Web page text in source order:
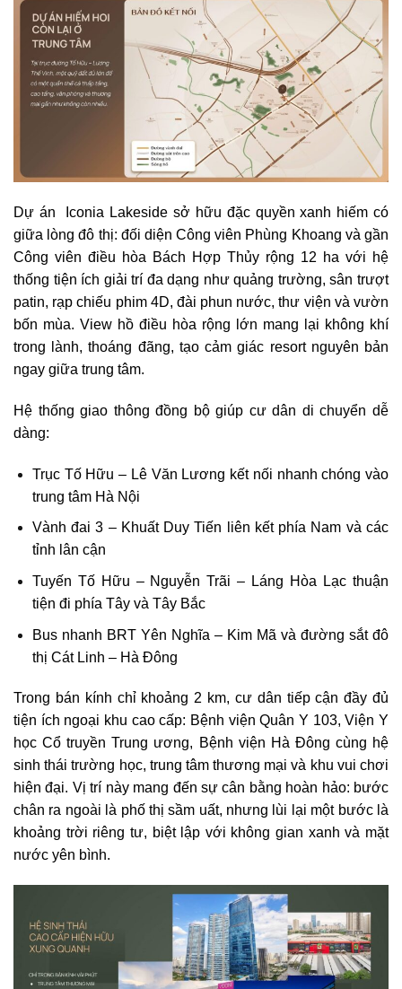
Dự án Iconia Lakeside sở hữu đặc quyền xanh hiếm có
giữa lòng đô thị: đối diện Công viên Phùng Khoang và gần
Công viên điều hòa Bách Hợp Thủy rộng 12 ha với hệ
thống tiện ích giải trí đa dạng như quảng trường, sân trượt
patin, rạp chiếu phim 4D, đài phun nước, thư viện và vườn
bốn mùa. View hồ điều hòa rộng lớn mang lại không khí
trong lành, thoáng đãng, tạo cảm giác resort nguyên bản
ngay giữa trung tâm.
Hệ thống giao thông đồng bộ giúp cư dân di chuyển dễ
dàng:
Trục Tố Hữu – Lê Văn Lương kết nối nhanh chóng vào
trung tâm Hà Nội
Vành đai 3 – Khuất Duy Tiến liên kết phía Nam và các
tỉnh lân cận
Tuyến Tố Hữu – Nguyễn Trãi – Láng Hòa Lạc thuận
tiện đi phía Tây và Tây Bắc
Bus nhanh BRT Yên Nghĩa – Kim Mã và đường sắt đô
thị Cát Linh – Hà Đông
Trong bán kính chỉ khoảng 2 km, cư dân tiếp cận đầy đủ
tiện ích ngoại khu cao cấp: Bệnh viện Quân Y 103, Viện Y
học Cổ truyền Trung ương, Bệnh viện Hà Đông cùng hệ
sinh thái trường học, trung tâm thương mại và khu vui chơi
hiện đại. Vị trí này mang đến sự cân bằng hoàn hảo: bước
chân ra ngoài là phố thị sầm uất, nhưng lùi lại một bước là
khoảng trời riêng tư, biệt lập với không gian xanh và mặt
nước yên bình.